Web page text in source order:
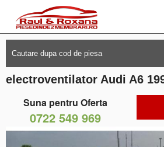
electroventilator Audi A6
Suna pentru Oferta
0722 549 969